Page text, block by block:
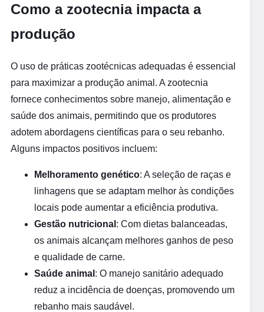
Como a zootecnia impacta a
produção
O uso de práticas zootécnicas adequadas é essencial
para maximizar a produção animal. A zootecnia
fornece conhecimentos sobre manejo, alimentação e
saúde dos animais, permitindo que os produtores
adotem abordagens científicas para o seu rebanho.
Alguns impactos positivos incluem:
Melhoramento genético: A seleção de raças e
linhagens que se adaptam melhor às condições
locais pode aumentar a eficiência produtiva.
Gestão nutricional : Com dietas balanceadas,
os animais alcançam melhores ganhos de peso
e qualidade de carne.
Saúde animal : O manejo sanitário adequado
reduz a incidência de doenças, promovendo um
rebanho mais saudável.